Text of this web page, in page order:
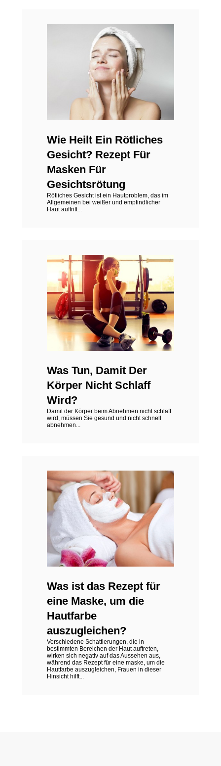
Wie Heilt Ein Rötliches
Gesicht? Rezept Für
Masken Für
Gesichtsrötung
Rötliches Gesicht ist ein Hautproblem, das im
Allgemeinen bei weißer und empfindlicher
Haut auftritt...
Was Tun, Damit Der
Körper Nicht Schlaff
Wird?
Damit der Körper beim Abnehmen nicht schlaff
wird, müssen Sie gesund und nicht schnell
abnehmen...
Was ist das Rezept für
eine Maske, um die
Hautfarbe
auszugleichen?
Verschiedene Schattierungen, die in
bestimmten Bereichen der Haut auftreten,
wirken sich negativ auf das Aussehen aus,
während das Rezept für eine maske, um die
Hautfarbe auszugleichen, Frauen in dieser
Hinsicht hilft...